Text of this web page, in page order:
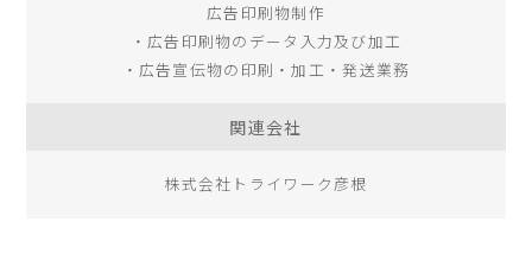
広告印刷物制作
・広告印刷物のデータ入力及び加工
・広告宣伝物の印刷・加工・発送業務
関連会社
株式会社トライワーク彦根